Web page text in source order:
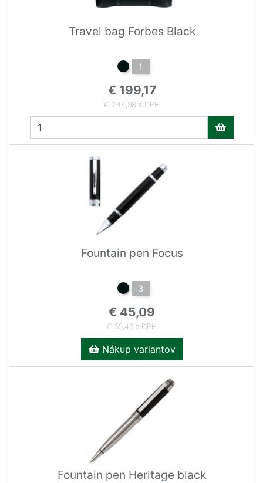
Travel bag Forbes Black
1
€ 199,17
€ 244,98 s DPH
Fountain pen Focus
3
€ 45,09
€ 55,46 s DPH
Nákup variantov
Fountain pen Heritage black